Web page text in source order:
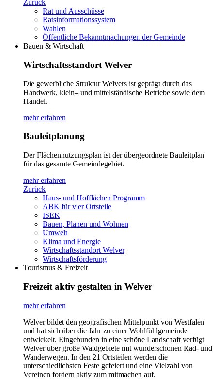
Zurück
Rat und Ausschüsse
Ratsinformationssystem
Wahlen
Öffentliche Bekanntmachungen der Gemeinde
Bauen & Wirtschaft
Wirtschaftsstandort Welver
Die gewerbliche Struktur Welvers ist geprägt durch das
Handwerk, klein– und mittelständische Betriebe sowie dem
Handel.
mehr erfahren
Bauleitplanung
Der Flächennutzungsplan ist der übergeordnete Bauleitplan
für das gesamte Gemeindegebiet.
mehr erfahren
Zurück
Haus- und Hofflächen Programm
ABK für vier Ortsteile
ISEK
Bauen, Planen und Wohnen
Umwelt
Klima und Energie
Wirtschaftsstandort Welver
Wirtschaftsförderung
Tourismus & Freizeit
Freizeit aktiv gestalten in Welver
mehr erfahren
Welver bildet den geografischen Mittelpunkt von Westfalen
und hat sich über die Jahr zu einer Wohlfühlgemeinde
entwickelt. Eingebunden in eine schöne Landschaft verfügt
Welver über große Waldgebiete mit wunderschönen Rad- und
Wanderwegen. In den 21 Ortsteilen werden die
unterschiedlichsten Feste gefeiert und eine Vielzahl von
Vereinen fordern aktiv zum mitmachen auf.